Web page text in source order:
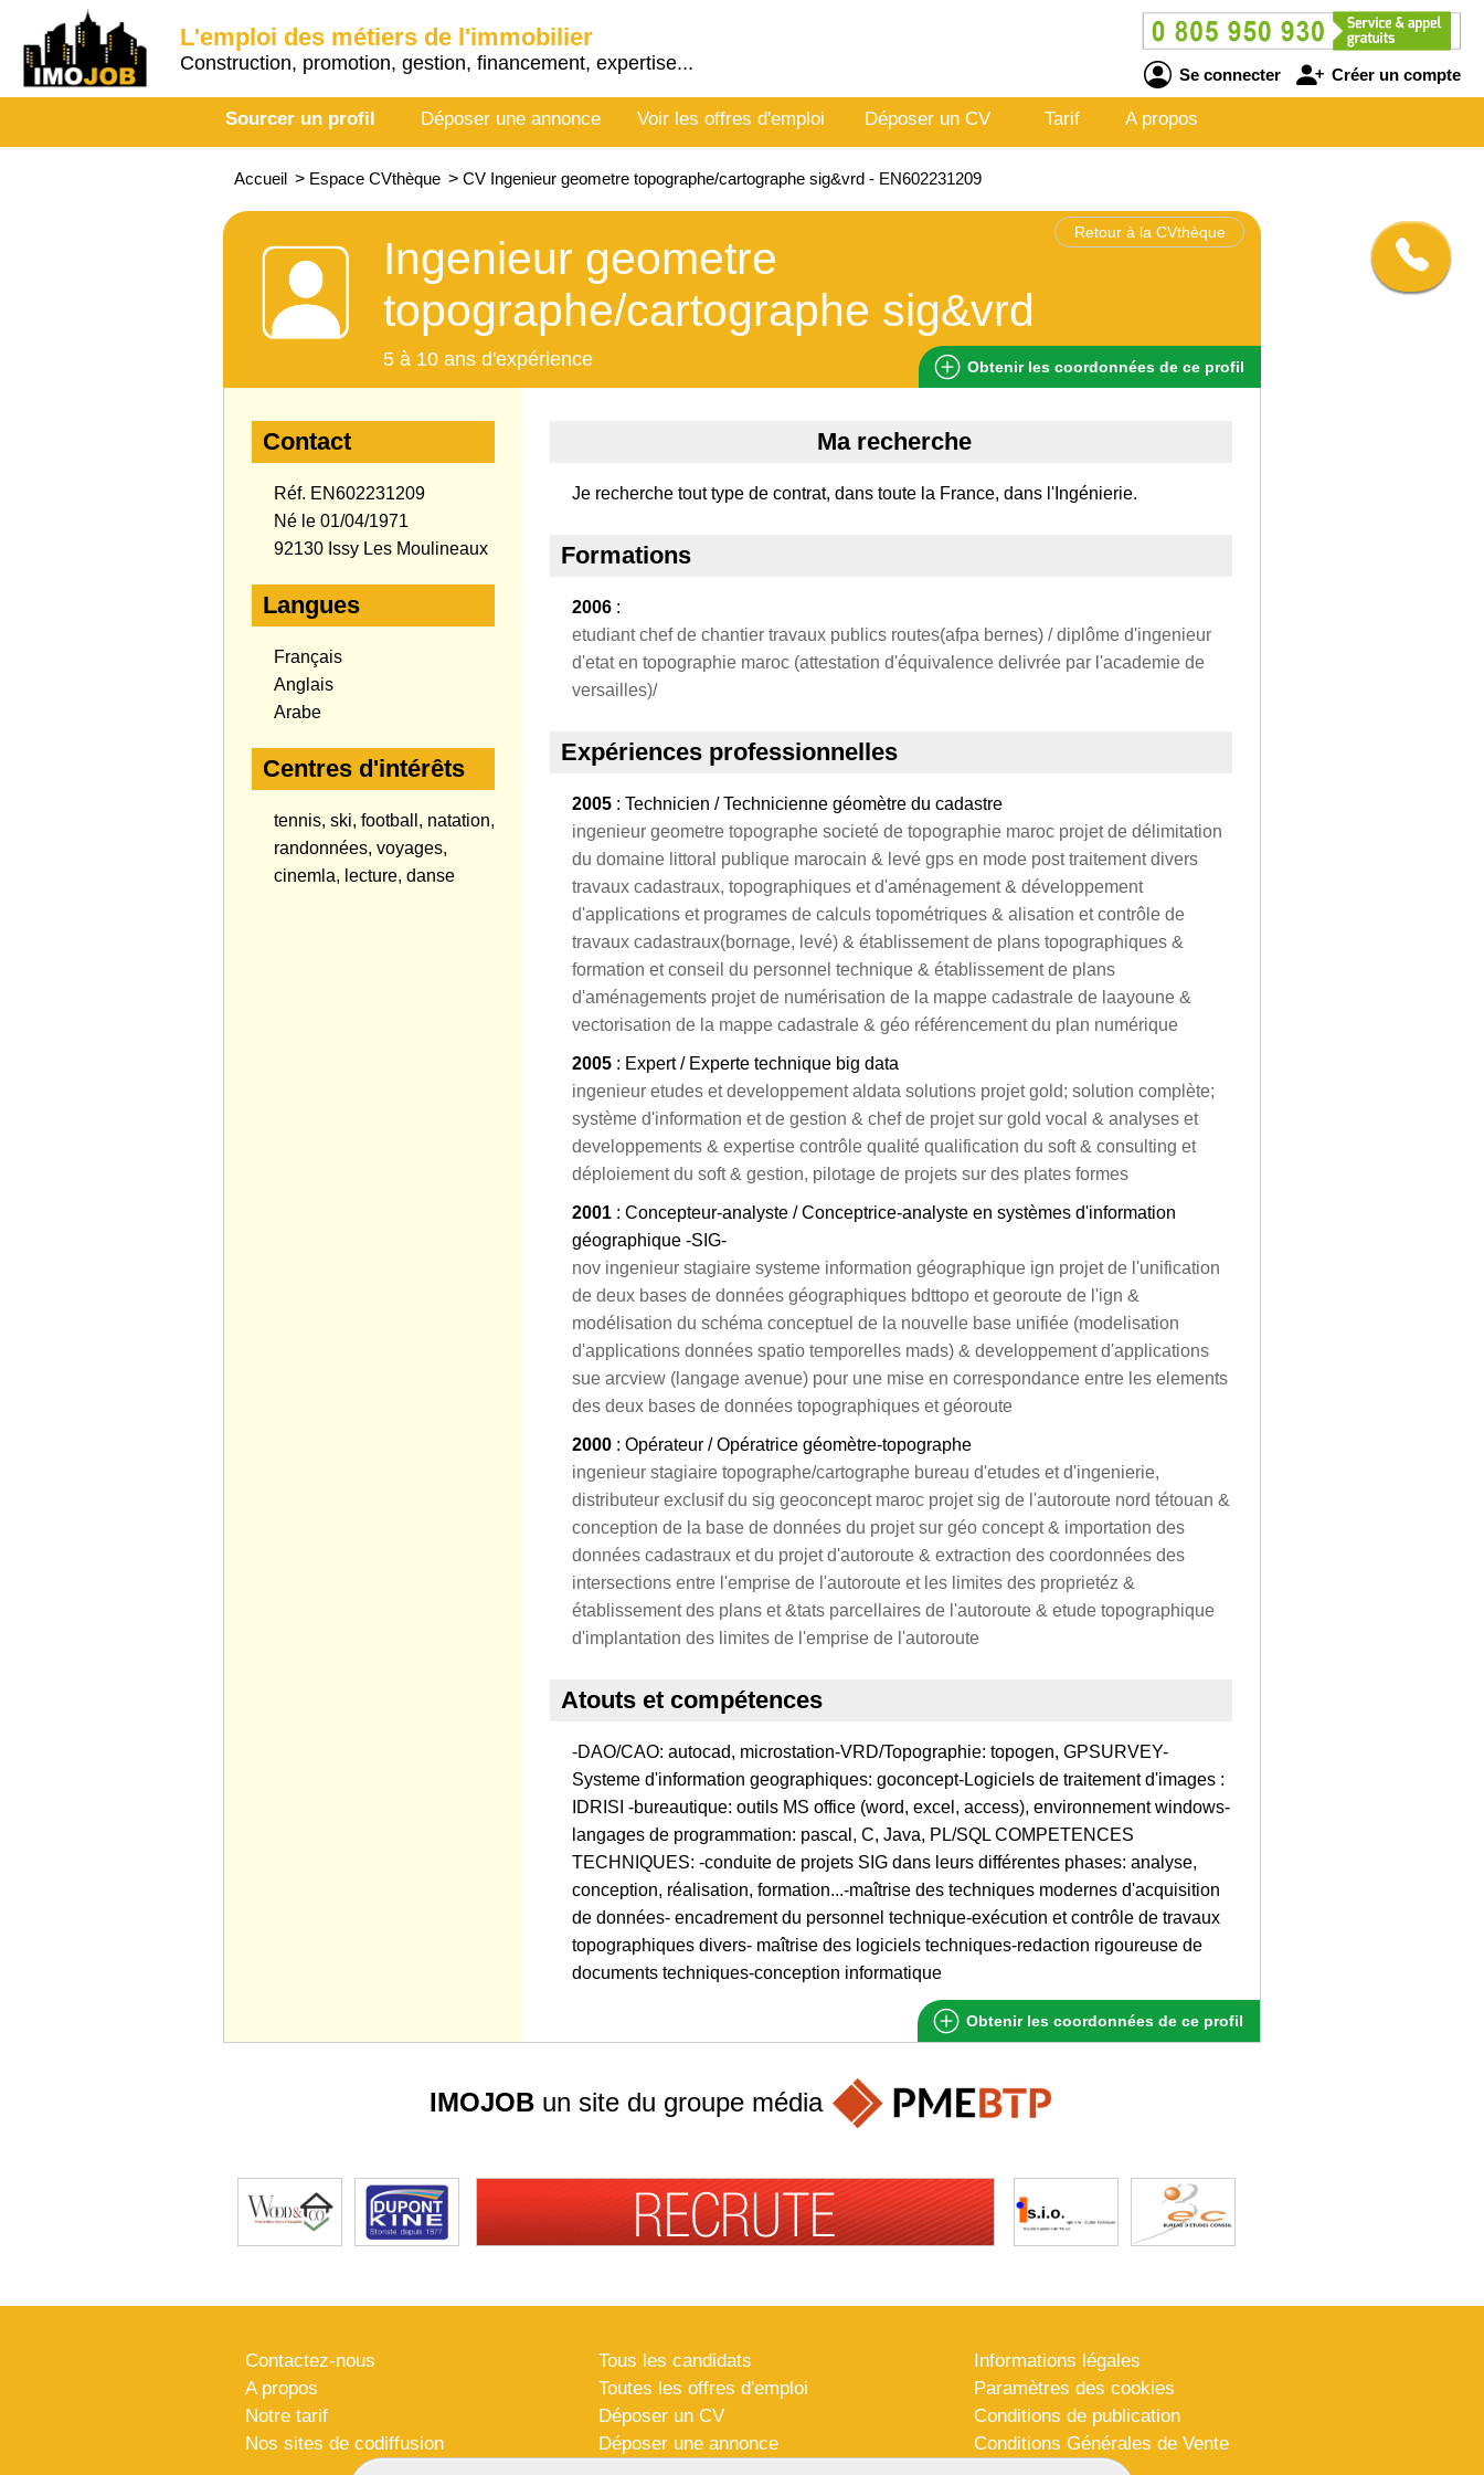
L'emploi des métiers de l'immobilier
Construction, promotion, gestion, financement, expertise...
Se connecter Créer un compte
Sourcer un profil Déposer une annonce Voir les offres d'emploi Déposer un CV Tarif A propos
Accueil > Espace CVthèque > CV Ingenieur geometre topographe/cartographe sig&vrd - EN602231209
Retour à la CVthèque
Ingenieur geometre
topographe/cartographe sig&vrd
5 à 10 ans d'expérience Obtenir les coordonnées de ce profil
Contact
Réf. EN602231209
Né le 01/04/1971
92130 Issy Les Moulineaux
Langues
Français
Anglais
Arabe
Centres d'intérêts
tennis, ski, football, natation,
randonnées, voyages,
cinemla, lecture, danse
Ma recherche
Je recherche tout type de contrat, dans toute la France, dans l'Ingénierie.
Formations
2006 :
etudiant chef de chantier travaux publics routes(afpa bernes) / diplôme d'ingenieur
d'etat en topographie maroc (attestation d'équivalence delivrée par l'academie de
versailles)/
Expériences professionnelles
2005 : Technicien / Technicienne géomètre du cadastre
ingenieur geometre topographe societé de topographie maroc projet de délimitation
du domaine littoral publique marocain & levé gps en mode post traitement divers
travaux cadastraux, topographiques et d'aménagement & développement
d'applications et programes de calculs topométriques & alisation et contrôle de
travaux cadastraux(bornage, levé) & établissement de plans topographiques &
formation et conseil du personnel technique & établissement de plans
d'aménagements projet de numérisation de la mappe cadastrale de laayoune &
vectorisation de la mappe cadastrale & géo référencement du plan numérique
2005 : Expert / Experte technique big data
ingenieur etudes et developpement aldata solutions projet gold; solution complète;
système d'information et de gestion & chef de projet sur gold vocal & analyses et
developpements & expertise contrôle qualité qualification du soft & consulting et
déploiement du soft & gestion, pilotage de projets sur des plates formes
2001 : Concepteur-analyste / Conceptrice-analyste en systèmes d'information
géographique -SIG-
nov ingenieur stagiaire systeme information géographique ign projet de l'unification
de deux bases de données géographiques bdttopo et georoute de l'ign &
modélisation du schéma conceptuel de la nouvelle base unifiée (modelisation
d'applications données spatio temporelles mads) & developpement d'applications
sue arcview (langage avenue) pour une mise en correspondance entre les elements
des deux bases de données topographiques et géoroute
2000 : Opérateur / Opératrice géomètre-topographe
ingenieur stagiaire topographe/cartographe bureau d'etudes et d'ingenierie,
distributeur exclusif du sig geoconcept maroc projet sig de l'autoroute nord tétouan &
conception de la base de données du projet sur géo concept & importation des
données cadastraux et du projet d'autoroute & extraction des coordonnées des
intersections entre l'emprise de l'autoroute et les limites des proprietéz &
établissement des plans et &tats parcellaires de l'autoroute & etude topographique
d'implantation des limites de l'emprise de l'autoroute
Atouts et compétences
-DAO/CAO: autocad, microstation-VRD/Topographie: topogen, GPSURVEY-
Systeme d'information geographiques: goconcept-Logiciels de traitement d'images :
IDRISI -bureautique: outils MS office (word, excel, access), environnement windows-
langages de programmation: pascal, C, Java, PL/SQL COMPETENCES
TECHNIQUES: -conduite de projets SIG dans leurs différentes phases: analyse,
conception, réalisation, formation...-maîtrise des techniques modernes d'acquisition
de données- encadrement du personnel technique-exécution et contrôle de travaux
topographiques divers- maîtrise des logiciels techniques-redaction rigoureuse de
documents techniques-conception informatique
Obtenir les coordonnées de ce profil
IMOJOB un site du groupe média
Contactez-nous
A propos
Notre tarif
Nos sites de codiffusion
Tous les candidats
Toutes les offres d'emploi
Déposer un CV
Déposer une annonce
Informations légales
Paramètres des cookies
Conditions de publication
Conditions Générales de Vente